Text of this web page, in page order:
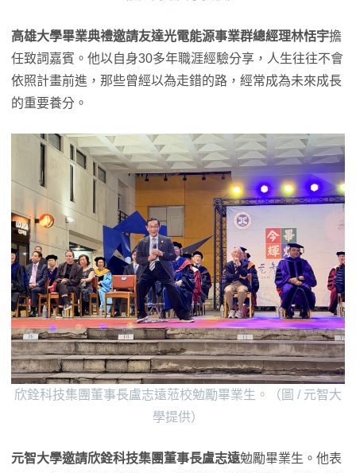
高雄大學畢業典禮邀請友達光電能源事業群總經理林恬宇擔
任致詞嘉賓。他以自身30多年職涯經驗分享，人生往往不會
依照計畫前進，那些曾經以為走錯的路，經常成為未來成長
的重要養分。
欣銓科技集團董事長盧志遠蒞校勉勵畢業生。（圖 / 元智大
學提供）
元智大學邀請欣銓科技集團董事長盧志遠勉勵畢業生。他表